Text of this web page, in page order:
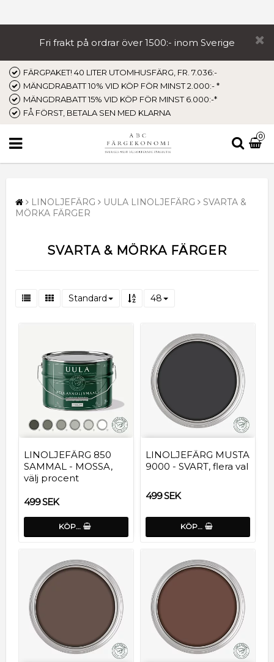
Fri frakt på ordrar över 1500:- inom Sverige
FÄRGPAKET! 40 LITER UTOMHUSFÄRG, FR. 7.036:-
MÄNGDRABATT 10% VID KÖP FÖR MINST 2.000:- *
MÄNGDRABATT 15% VID KÖP FÖR MINST 6.000:-*
FÅ FÖRST, BETALA SEN MED KLARNA
0
LINOLJEFÄRG UULA LINOLJEFÄRG
SVARTA &
MÖRKA FÄRGER
SVARTA & MÖRKA FÄRGER
Standard 48
LINOLJEFÄRG 850
SAMMAL - MOSSA,
välj procent
499 SEK
KÖP…
LINOLJEFÄRG MUSTA
9000 - SVART, flera val
499 SEK
KÖP…